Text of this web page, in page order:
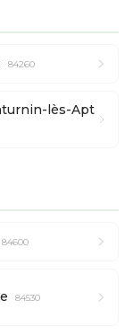
84260
lès-Apt
84600
84530